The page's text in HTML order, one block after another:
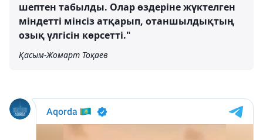
шептен табылды. Олар өздеріне жүктелген
міндетті мінсіз атқарып, отаншылдықтың
озық үлгісін көрсетті."
Қасым-Жомарт Тоқаев